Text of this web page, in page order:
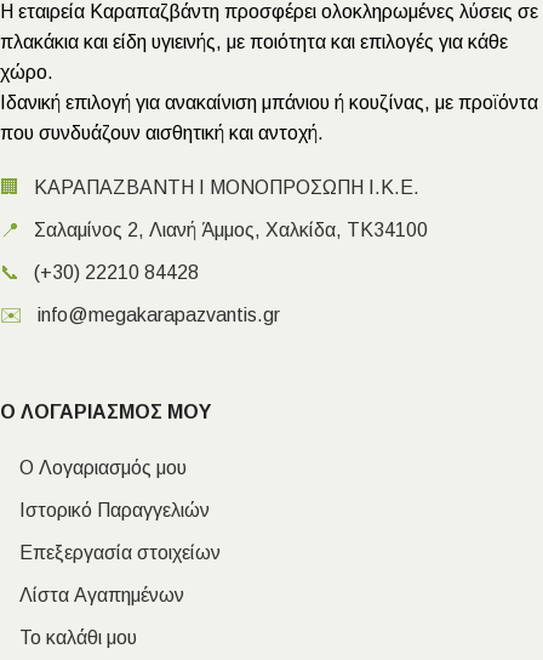
Η εταιρεία Καραπαζβάντη προσφέρει ολοκληρωμένες λύσεις σε
πλακάκια και είδη υγιεινής, με ποιότητα και επιλογές για κάθε
χώρο.
Ιδανική επιλογή για ανακαίνιση μπάνιου ή κουζίνας, με προϊόντα
που συνδυάζουν αισθητική και αντοχή.
🏢 ΚΑΡΑΠΑΖΒΑΝΤΗ Ι ΜΟΝΟΠΡΟΣΩΠΗ Ι.Κ.Ε.
📍 Σαλαμίνος 2, Λιανή Άμμος, Χαλκίδα, ΤΚ34100
📞 (+30) 22210 84428
✉️ info@megakarapazvantis.gr
Ο ΛΟΓΑΡΙΑΣΜΟΣ ΜΟΥ
Ο Λογαριασμός μου
Ιστορικό Παραγγελιών
Επεξεργασία στοιχείων
Λίστα Αγαπημένων
Το καλάθι μου